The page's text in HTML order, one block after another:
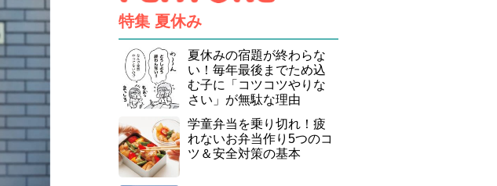
特集 夏休み
夏休みの宿題が終わらな
い！毎年最後までため込
む子に「コツコツやりな
さい」が無駄な理由
学童弁当を乗り切れ！疲
れないお弁当作り5つのコ
ツ＆安全対策の基本